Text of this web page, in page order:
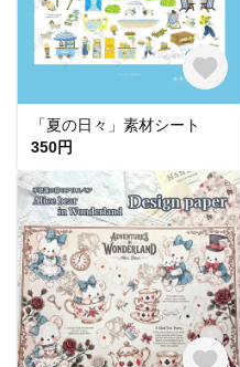
「夏の日々」素材シート
350円